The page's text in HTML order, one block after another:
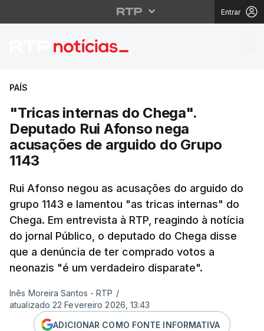
Entrar
"Tricas internas do
PAÍS
"Tricas internas do Chega".
Deputado Rui Afonso nega
acusações de arguido do Grupo
1143
Rui Afonso negou as acusações do arguido do
grupo 1143 e lamentou "as tricas internas" do
Chega. Em entrevista à RTP, reagindo à notícia
do jornal Público, o deputado do Chega disse
que a denúncia de ter comprado votos a
neonazis "é um verdadeiro disparate".
Inês Moreira Santos - RTP /
atualizado 22 Fevereiro 2026, 13:43
ADICIONAR COMO FONTE INFORMATIVA